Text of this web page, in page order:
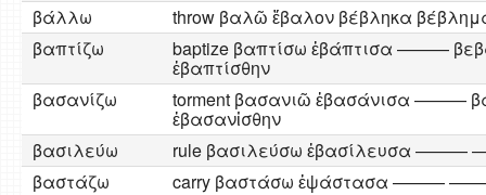
βάλλω
throw βαλῶ ἔβαλον βέβληκα
βαπτίζω
baptize βαπτίσω ἐβάπτισα ———
ἐβαπτίσθην
βασανίζω
torment βασανιῶ ἐβασάνισα ———
ἐβασανἰσθην
βασιλεύω
rule βασιλεύσω ἐβασίλευσα
βαστάζω
carry βαστάσω ἐψάστασα ———